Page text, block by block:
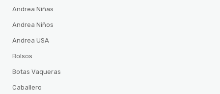
Andrea Niñas
Andrea Niños
Andrea USA
Bolsos
Botas Vaqueras
Caballero